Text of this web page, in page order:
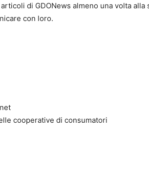
di GDONews almeno una volta alla
con loro.
cooperative di consumatori